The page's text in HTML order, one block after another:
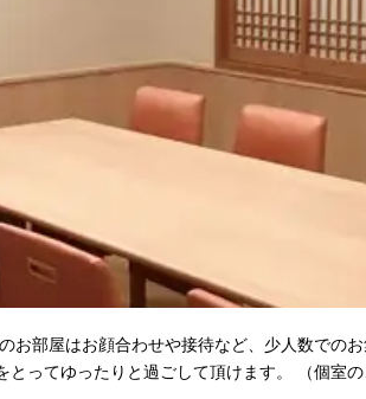
お部屋はお顔合わせや接待など、少人数での
とってゆったりと過ごして頂けます。 （個室